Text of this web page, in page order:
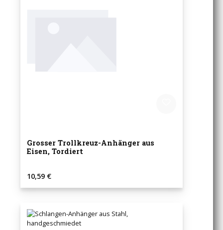
Grosser Trollkreuz-Anhänger aus
Eisen, Tordiert
Regulärer Preis:
10,59 €